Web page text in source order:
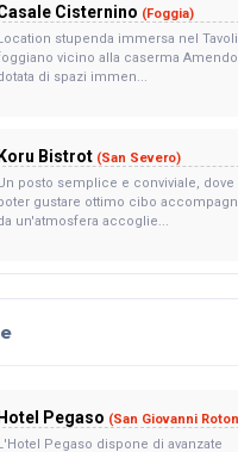
Cisternino (Foggia)
stupenda immersa nel
vicino alla caserma
di spazi immen...
Bistrot (San Severo)
posto semplice e conviviale, dove
gustare ottimo cibo
un'atmosfera accoglie...
Pegaso (San Giovanni
Pegaso dispone di avanzate